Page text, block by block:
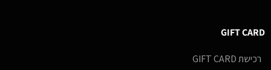
GIFT CARD
רכישת GIFT CARD